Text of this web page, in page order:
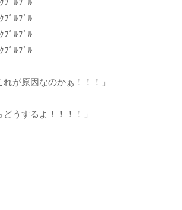
ﾌﾞﾙﾌﾞﾙ
ﾌﾞﾙﾌﾞﾙ
ﾌﾞﾙﾌﾞﾙ
れが原因なのかぁ！！！」
どうするよ！！！！」